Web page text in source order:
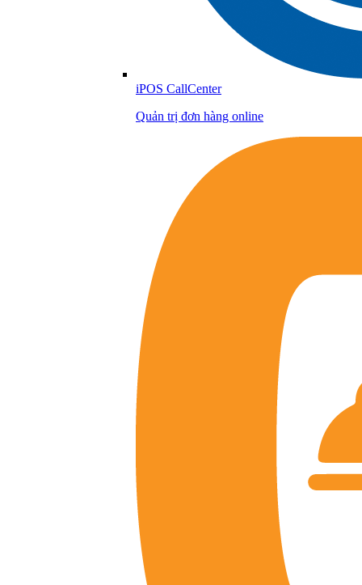
iPOS CallCenter
Quản trị đơn hàng online